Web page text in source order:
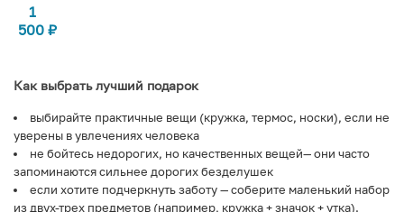
1
500 ₽
Как выбрать лучший подарок
выбирайте практичные вещи (кружка, термос, носки), если не
уверены в увлечениях человека
не бойтесь недорогих, но качественных вещей— они часто
запоминаются сильнее дорогих безделушек
если хотите подчеркнуть заботу — соберите маленький набор
из двух-трех предметов (например, кружка + значок + утка).